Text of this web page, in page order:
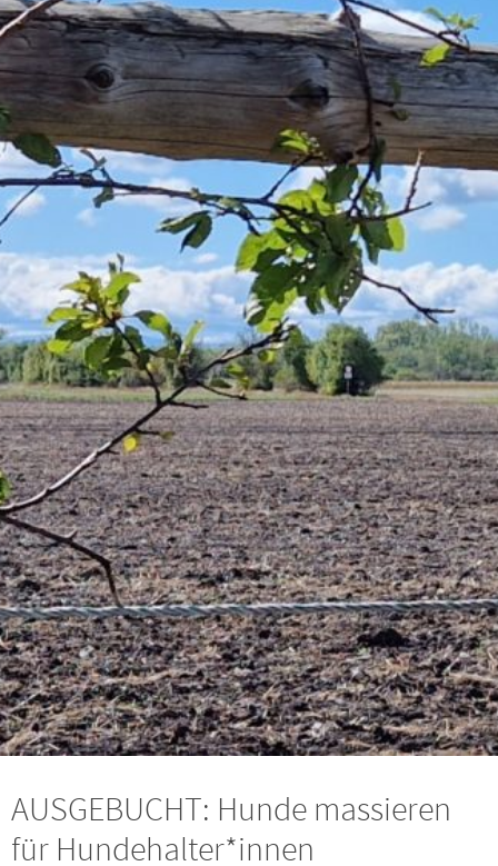
AUSGEBUCHT: Hunde massieren
für Hundehalter*innen